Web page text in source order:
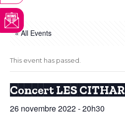
« All Events
This event has passed.
Concert LES
26 novembre 2022 - 20h30